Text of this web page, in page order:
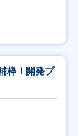
枠！開発プ